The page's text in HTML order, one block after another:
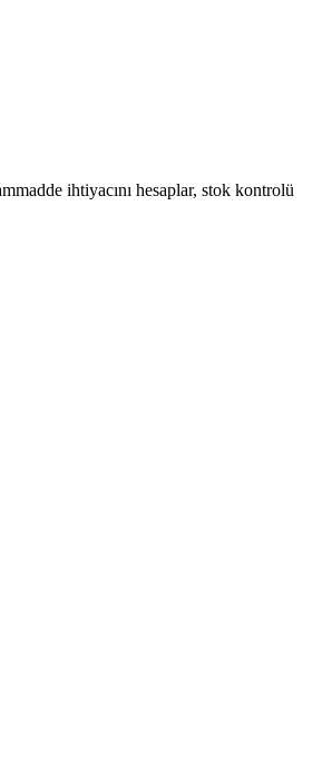
ihtiyacını hesaplar, stok kontrolü